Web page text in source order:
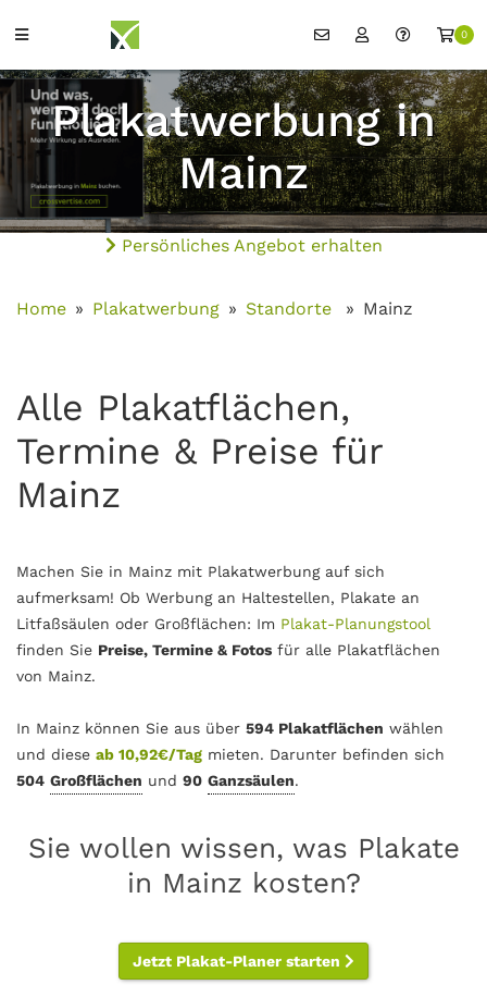
0
Plakatwerbung in
Mainz
Persönliches Angebot erhalten
Home Plakatwerbung Standorte Mainz
Alle Plakatflächen,
Termine & Preise für
Mainz
Machen Sie in Mainz mit Plakatwerbung auf sich
aufmerksam! Ob Werbung an Haltestellen, Plakate an
Litfaßsäulen oder Großflächen: Im Plakat-Planungstool
finden Sie Preise, Termine & Fotos für alle Plakatflächen
von Mainz.
In Mainz können Sie aus über 594 Plakatflächen wählen
und diese ab 10,92€/Tag mieten. Darunter befinden sich
504 Großflächen und 90 Ganzsäulen.
Sie wollen wissen, was Plakate
in Mainz kosten?
Jetzt Plakat-Planer starten